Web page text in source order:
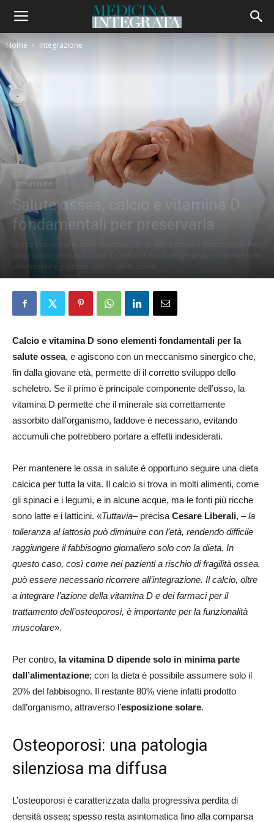
Home Integrazione
Integrazione
Salute ossea, calcio e vitamina D
fondamentali per preservarla
Questi due nutrienti sono essenziali per la salute ossea e spesso richiedono
integrazione personalizzata. Il medico di medicina generale è centrale nella
prevenzione e gestione della fragilità ossea
Calcio e vitamina D sono elementi fondamentali per la
salute ossea, e agiscono con un meccanismo sinergico che,
fin dalla giovane età, permette di il corretto sviluppo dello
scheletro. Se il primo è principale componente dell’osso, la
vitamina D permette che il minerale sia correttamente
assorbito dall’organismo, laddove è necessario, evitando
accumuli che potrebbero portare a effetti indesiderati.
Per mantenere le ossa in salute è opportuno seguire una dieta
calcica per tutta la vita. Il calcio si trova in molti alimenti, come
gli spinaci e i legumi, e in alcune acque, ma le fonti più ricche
sono latte e i latticini. «Tuttavia– precisa Cesare Liberali, –la
tolleranza al lattosio può diminuire con l’età, rendendo difficile
raggiungere il fabbisogno giornaliero solo con la dieta. In
questo caso, così come nei pazienti a rischio di fragilità ossea,
può essere necessario ricorrere all’integrazione. Il calcio, oltre
a integrare l’azione della vitamina D e dei farmaci per il
trattamento dell’osteoporosi, è importante per la funzionalità
muscolare».
Per contro, la vitamina D dipende solo in minima parte
dall’alimentazione; con la dieta è possibile assumere solo il
20% del fabbisogno. Il restante 80% viene infatti prodotto
dall’organismo, attraverso l’esposizione solare.
Osteoporosi: una patologia
silenziosa ma diffusa
L’osteoporosi è caratterizzata dalla progressiva perdita di
densità ossea; spesso resta asintomatica fino alla comparsa